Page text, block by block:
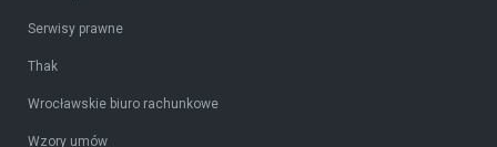
Serwisy prawne
Thak
Wrocławskie biuro rachunkowe
Wzory umów